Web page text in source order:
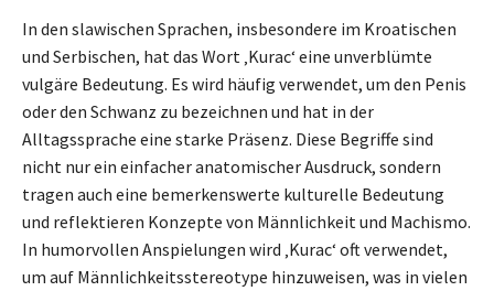
In den slawischen Sprachen, insbesondere im Kroatischen
und Serbischen, hat das Wort ‚Kurac‘ eine unverblümte
vulgäre Bedeutung. Es wird häufig verwendet, um den Penis
oder den Schwanz zu bezeichnen und hat in der
Alltagssprache eine starke Präsenz. Diese Begriffe sind
nicht nur ein einfacher anatomischer Ausdruck, sondern
tragen auch eine bemerkenswerte kulturelle Bedeutung
und reflektieren Konzepte von Männlichkeit und Machismo.
In humorvollen Anspielungen wird ‚Kurac‘ oft verwendet,
um auf Männlichkeitsstereotype hinzuweisen, was in vielen